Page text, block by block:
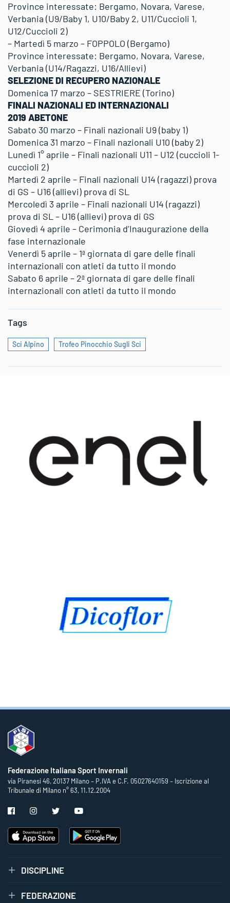
Province interessate: Bergamo, Novara, Varese,
Verbania (U9/Baby 1, U10/Baby 2, U11/Cuccioli 1,
U12/Cuccioli 2)
– Martedì 5 marzo – FOPPOLO (Bergamo)
Province interessate: Bergamo, Novara, Varese,
Verbania (U14/Ragazzi, U16/Allievi)
SELEZIONE DI RECUPERO NAZIONALE
Domenica 17 marzo – SESTRIERE (Torino)
FINALI NAZIONALI ED INTERNAZIONALI
2019 ABETONE
Sabato 30 marzo – Finali nazionali U9 (baby 1)
Domenica 31 marzo – Finali nazionali U10 (baby 2)
Lunedì 1° aprile – Finali nazionali U11 – U12 (cuccioli 1-
cuccioli 2)
Martedì 2 aprile – Finali nazionali U14 (ragazzi) prova
di GS – U16 (allievi) prova di SL
Mercoledì 3 aprile – Finali nazionali U14 (ragazzi)
prova di SL – U16 (allievi) prova di GS
Giovedì 4 aprile – Cerimonia d’Inaugurazione della
fase internazionale
Venerdì 5 aprile – 1ª giornata di gare delle finali
internazionali con atleti da tutto il mondo
Sabato 6 aprile – 2ª giornata di gare delle finali
internazionali con atleti da tutto il mondo
Tags
Sci Alpino Trofeo Pinocchio Sugli Sci
Federazione Italiana Sport Invernali
via Piranesi 46, 20137 Milano – P.IVA e C.F. 05027640159 – Iscrizione al
Tribunale di Milano n° 63, 11.12.2004
DISCIPLINE
FEDERAZIONE